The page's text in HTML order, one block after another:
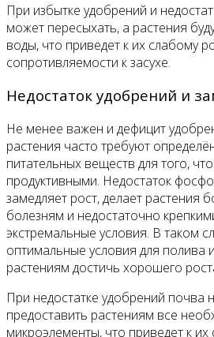
При избытке удобрений и
может пересыхать, а растения
воды, что приведет к их слабому
сопротивляемости к засухе.
Недостаток удобрений и
Не менее важен и дефицит
растения часто требуют
питательных веществ для того,
продуктивными. Недостаток
замедляет рост, делает растения
болезням и недостаточно
экстремальные условия. В таком
оптимальные условия для полива
растениям достичь хорошего
При недостатке удобрений почва
предоставить растениям все
микроэлементы, что приведет к